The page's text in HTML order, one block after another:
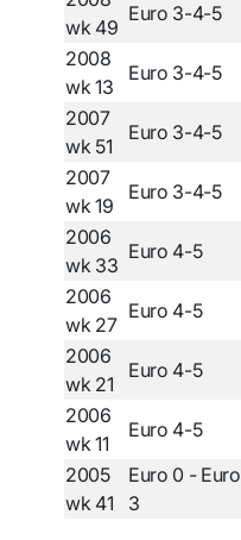
wk 49
Euro 3-4-5
2008
wk 13
Euro 3-4-5
2007
wk 51
Euro 3-4-5
2007
wk 19
Euro 3-4-5
2006
wk 33
Euro 4-5
2006
wk 27
Euro 4-5
2006
wk 21
Euro 4-5
2006
wk 11
Euro 4-5
2005
wk 41
Euro 0 - Euro
3